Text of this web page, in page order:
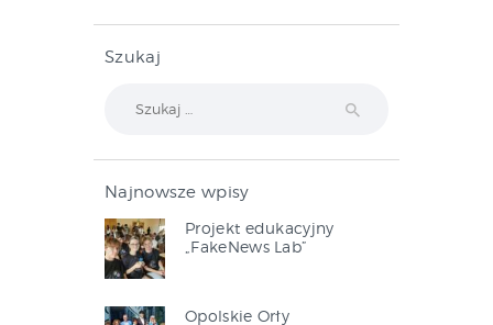
Szukaj
Najnowsze wpisy
Projekt edukacyjny
„FakeNews Lab”
Opolskie Orły